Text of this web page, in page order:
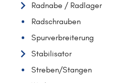
Radnabe / Radlager
Radschrauben
Spurverbreiterung
Stabilisator
Streben/Stangen